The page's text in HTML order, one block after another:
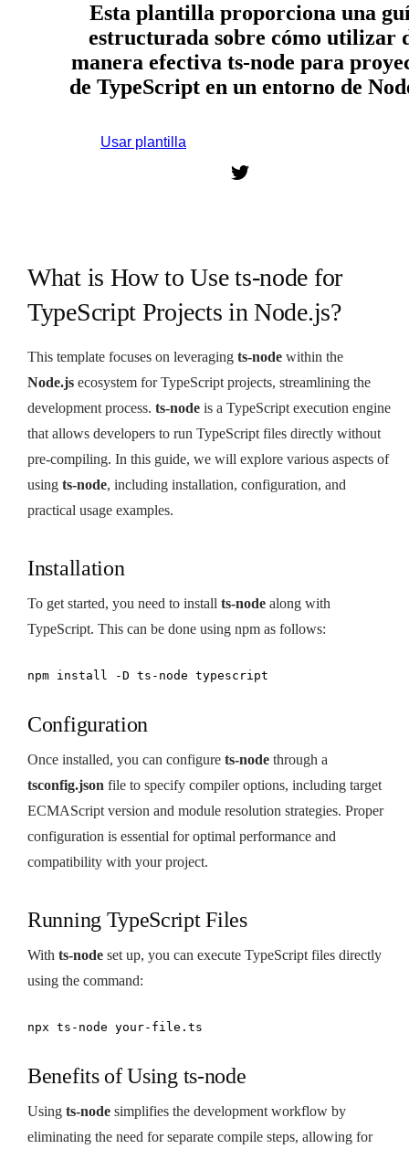
Esta plantilla proporciona una
estructurada sobre cómo utilizar
manera efectiva ts-node para
de TypeScript en un entorno de
Usar plantilla
What is How to Use ts-node for
TypeScript Projects in Node.js?
This template focuses on leveraging ts-node within the
Node.js ecosystem for TypeScript projects, streamlining the
development process. ts-node is a TypeScript execution engine
that allows developers to run TypeScript files directly without
pre-compiling. In this guide, we will explore various aspects of
using ts-node, including installation, configuration, and
practical usage examples.
Installation
To get started, you need to install ts-node along with
TypeScript. This can be done using npm as follows:
npm install -D ts-node typescript
Configuration
Once installed, you can configure ts-node through a
tsconfig.json file to specify compiler options, including target
ECMAScript version and module resolution strategies. Proper
configuration is essential for optimal performance and
compatibility with your project.
Running TypeScript Files
With ts-node set up, you can execute TypeScript files directly
using the command:
npx ts-node your-file.ts
Benefits of Using ts-node
Using ts-node simplifies the development workflow by
eliminating the need for separate compile steps, allowing for